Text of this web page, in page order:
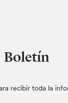
Boletín
recibir toda la